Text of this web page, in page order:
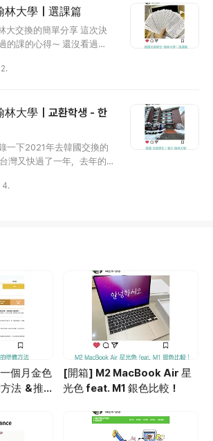
: 이마트24 성대후문점 正
路～秋天的時候會有滿滿
嗅覺的部分絕對是4D的完
梯出來的這邊..
會不小心吃得太飽🥹所以
路！ 我覺得飯後開始吃酵
物更快的被消化肚子脹脹
哈😋） 這次想分享的是我
那個哈味😎）所以這個哈
！ 為什麼選擇酵素？其實
的習慣，但是在韓國待久
行的東西燒到！（特別是各
大學｜選課篇
大交換的簡單分享 這次決
的課的心得～ 還沒看過上
覺得自己可以記錄一下202
發生了各式各樣的麻煩事
不過不
是多多評估自身的需求再
話不多說，開始吧😎 （🔎
＆韓文輔系） 2021/03 (上
這是這堂課使用的教材
..
大學｜교환학생 - 한
一下2021年去韓國交換的
灣又快過了一年，去年的
的麻煩事（要隔離or機票被
名了韓文組 結果考試成績
換了QQQ （感謝前面放棄
我填到的志願是位於韓國江
학교) 雖然不是在首爾的大
施＆我在學校遇到的老師
果是想要體驗交換生活的
林大學～ （我是在2021/03
交換的） 翰林大學位於韓國
大約一個小時車程的地方，
是市內較為繁華的區域，而
4.
個月金色
法 ＆推
[開箱] M2 MacBook Air 星
光色 feat. M1 銀色比較！